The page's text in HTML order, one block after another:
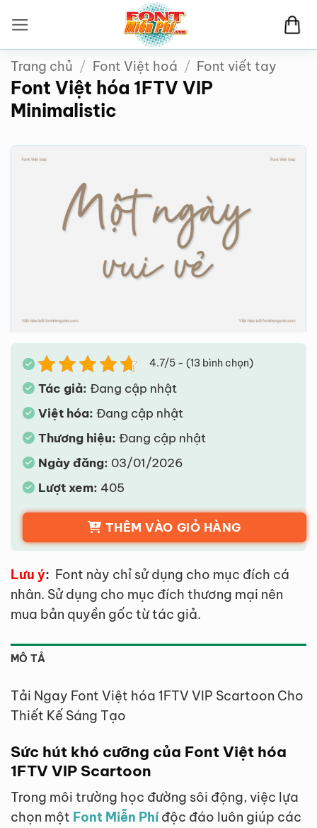
qua
nội
dung
Trang chủ / Font Việt hoá / Font viết tay
Font Việt hóa 1FTV VIP
Minimalistic
4.7/5 - (13 bình chọn)
Tác giả: Đang cập nhật
Việt hóa: Đang cập nhật
Thương hiệu: Đang cập nhật
Ngày đăng: 03/01/2026
Lượt xem: 405
THÊM VÀO GIỎ HÀNG
Lưu ý: Font này chỉ sử dụng cho mục đích cá
nhân. Sử dụng cho mục đích thương mại nên
mua bản quyền gốc từ tác giả.
MÔ TẢ
Tải Ngay Font Việt hóa 1FTV VIP Scartoon Cho
Thiết Kế Sáng Tạo
Sức hút khó cưỡng của Font Việt hóa
1FTV VIP Scartoon
Trong môi trường học đường sôi động, việc lựa
chọn một Font Miễn Phíđộc đáo luôn giúp các